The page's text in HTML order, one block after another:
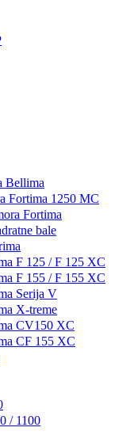
Bellima
Fortima 1250 MC
Fortima
bale
F 125 / F 125 XC
F 155 / F 155 XC
Serija V
X-treme
CV150 XC
CF 155 XC
/ 1100